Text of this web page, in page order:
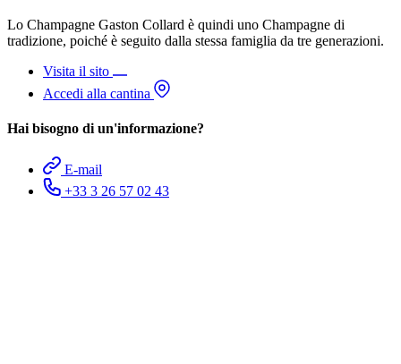
Lo Champagne Gaston Collard è quindi uno Champagne di
tradizione, poiché è seguito dalla stessa famiglia da tre generazioni.
Visita il sito
Accedi alla cantina
Hai bisogno di un'informazione?
E-mail
+33 3 26 57 02 43